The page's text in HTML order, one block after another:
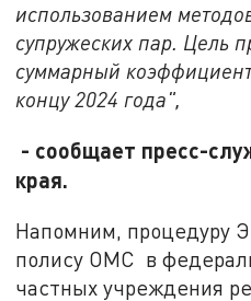
использованием
супружеских пар. Цель
суммарный
концу 2024 года",
- сообщает пресс-
края.
Напомним, процедуру
полису ОМС в
частных учреждения